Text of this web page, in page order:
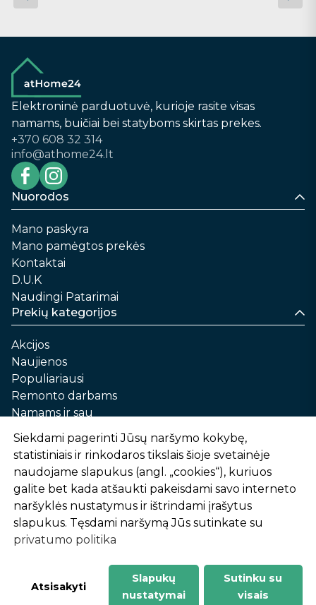
Elektroninė parduotuvė, kurioje rasite visas
namams, buičiai bei statyboms skirtas prekes.
+370 608 32 314
info@athome24.lt
Nuorodos
Mano paskyra
Mano pamėgtos prekės
Kontaktai
D.U.K
Naudingi Patarimai
Prekių kategorijos
Akcijos
Naujienos
Populiariausi
Remonto darbams
Namams ir sau
Automobilių priežiūrai
Sodui ir daržui
Informacija
Apie mus
Prekių pirkimo – pardavimo taisyklės
Prekių pristatymas ir atsiėmimas
Garantinis aptarnavimas ir prekių grąžinimas
Privatumo politika
-
1
2
%
n
u
o
l
a
i
d
Siekdami pagerinti Jūsų naršymo kokybę,
statistiniais ir rinkodaros tikslais šioje svetainėje
naudojame slapukus (angl. „cookies“), kuriuos
galite bet kada atšaukti pakeisdami savo interneto
naršyklės nustatymus ir ištrindami įrašytus
slapukus. Tęsdami naršymą Jūs sutinkate su
privatumo politika
Atsisakyti
Slapukų
nustatymai
Sutinku su
visais